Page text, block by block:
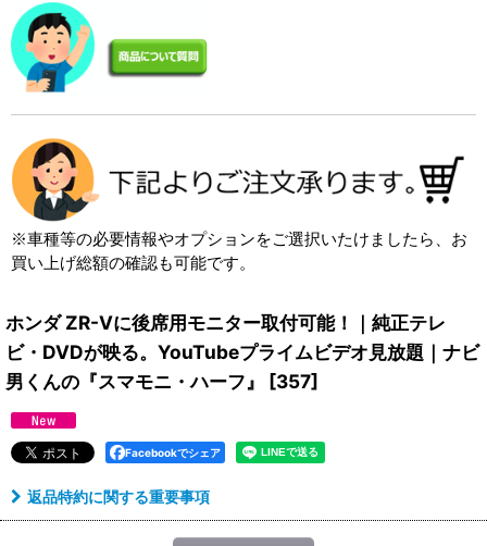
※車種等の必要情報やオプションをご選択いたけましたら、お
買い上げ総額の確認も可能です。
ホンダ ZR-Vに後席用モニター取付可能！｜純正テレ
ビ・DVDが映る。YouTubeプライムビデオ見放題｜ナビ
男くんの『スマモニ・ハーフ』
[357]
Facebookでシェア
返品特約に関する重要事項